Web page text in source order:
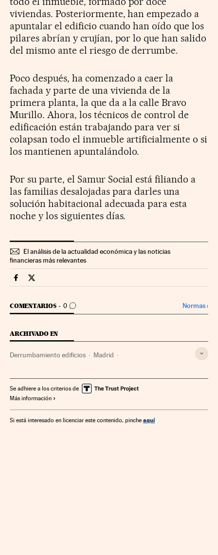
viviendas. Posteriormente, han empezado a
apuntalar el edificio cuando han oído que los
pilares abrían y crujían, por lo que han salido
del mismo ante el riesgo de derrumbe.
Poco después, ha comenzado a caer la
fachada y parte de una vivienda de la
primera planta, la que da a la calle Bravo
Murillo. Ahora, los técnicos de control de
edificación están trabajando para ver si
colapsan todo el inmueble artificialmente o si
los mantienen apuntalándolo.
Por su parte, el Samur Social está filiando a
las familias desalojadas para darles una
solución habitacional adecuada para esta
noche y los siguientes días.
El análisis de la actualidad económica y las noticias
financieras más relevantes
Economia Cinco Días en Facebook
Economia Cinco Días en Twitter
COMENTARIOS 0
IR A LOS COMENTARIOS Normas›
ARCHIVADO EN
Derrumbamiento edificios Madrid
Se adhiere a los criterios de
Más información
Si está interesado en licenciar este contenido, pinche aquí